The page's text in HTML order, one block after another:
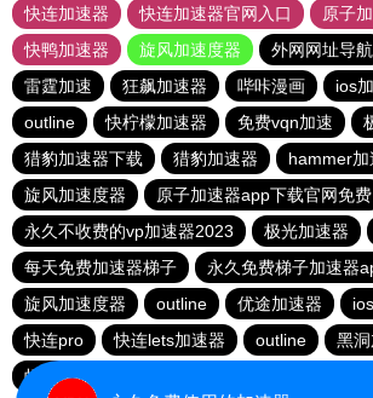
快连加速器
快连加速器官网入口
原子
快鸭加速器
旋风加速度器 外网网址导航
雷霆加速
狂飙加速器 哔咔漫画 ios
outline
快柠檬加速器 免费vqn加速
猎豹加速器下载
猎豹加速器
hammer加
旋风加速度器
原子加速器app下载官网免费
永久不收费的vp加速器2023
极光加速器
每天免费加速器梯子
永久免费梯子加速器
旋风加速度器
outline 优途加速器
快连pro
快连lets加速器 outline
黑
蚂蚁加速npv下载官网ios